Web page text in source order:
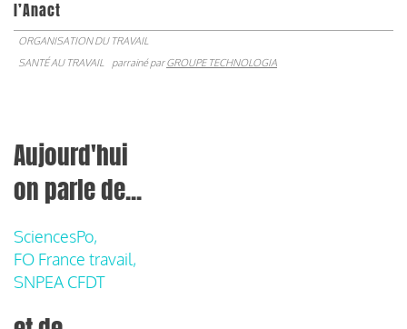
l’Anact
ORGANISATION DU TRAVAIL
SANTÉ AU TRAVAIL
parrainé parGROUPE TECHNOLOGIA
Aujourd'hui
on parle de...
SciencesPo,
FO France travail,
SNPEA CFDT